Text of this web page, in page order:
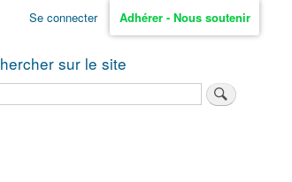
Se connecter Adhérer - Nous soutenir
sur le site